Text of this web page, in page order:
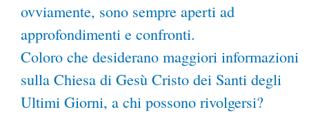
ovviamente, sono sempre aperti ad
approfondimenti e confronti.
Coloro che desiderano maggiori informazioni
sulla Chiesa di Gesù Cristo dei Santi degli
Ultimi Giorni, a chi possono rivolgersi?